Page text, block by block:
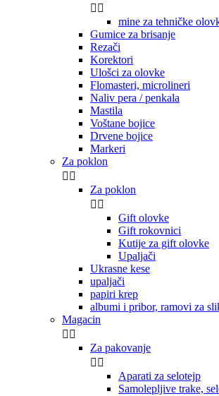
 
mine za tehničke
Gumice za brisanje
Rezači
Korektori
Ulošci za olovke
Flomasteri, microlineri
Naliv pera / penkala
Mastila
Voštane bojice
Drvene bojice
Markeri
Za poklon
 
Za poklon
 
Gift olovke
Gift rokovnici
Kutije za gift olovke
Upaljači
Ukrasne kese
upaljači
papiri krep
albumi i pribor, ramovi za
Magacin
 
Za pakovanje
 
Aparati za selotejp
Samolepljive trake,